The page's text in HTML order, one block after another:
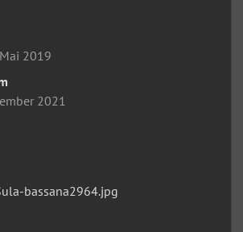
2019
2021
bassana2964.jpg